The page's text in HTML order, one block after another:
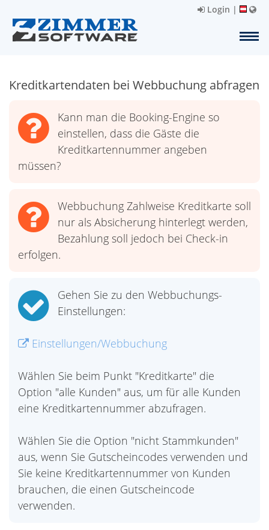
Login |
Kreditkartendaten bei Webbuchung abfragen
Kann man die Booking-Engine so
einstellen, dass die Gäste die
Kreditkartennummer angeben
müssen?
Webbuchung Zahlweise Kreditkarte soll
nur als Absicherung hinterlegt werden,
Bezahlung soll jedoch bei Check-in
erfolgen.
Gehen Sie zu den Webbuchungs-
Einstellungen:
Einstellungen/Webbuchung
Wählen Sie beim Punkt "Kreditkarte" die
Option "alle Kunden" aus, um für alle Kunden
eine Kreditkartennummer abzufragen.
Wählen Sie die Option "nicht Stammkunden"
aus, wenn Sie Gutscheincodes verwenden und
Sie keine Kreditkartennummer von Kunden
brauchen, die einen Gutscheincode
verwenden.